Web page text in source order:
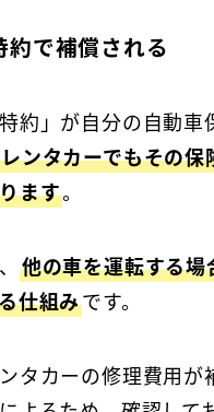
約で補償される
特約」が自分の自動車
レンタカーでもその保
ます。
他の車を運転する場
仕組みです。
タカーの修理費用が